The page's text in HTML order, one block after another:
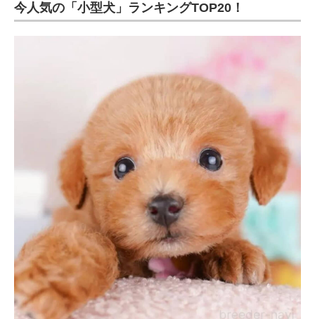
今人気の「小型犬」ランキングTOP20！